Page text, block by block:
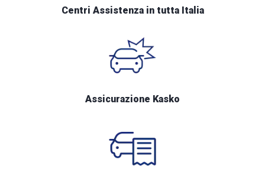
Centri Assistenza in tutta Italia
Assicurazione Kasko